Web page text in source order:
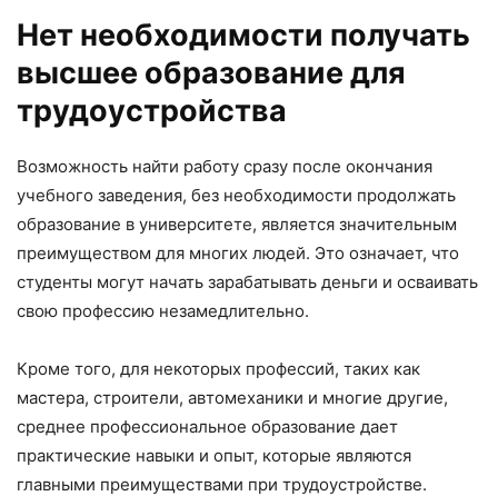
Нет необходимости получать
высшее образование для
трудоустройства
Возможность найти работу сразу после окончания
учебного заведения, без необходимости продолжать
образование в университете, является значительным
преимуществом для многих людей. Это означает, что
студенты могут начать зарабатывать деньги и осваивать
свою профессию незамедлительно.
Кроме того, для некоторых профессий, таких как
мастера, строители, автомеханики и многие другие,
среднее профессиональное образование дает
практические навыки и опыт, которые являются
главными преимуществами при трудоустройстве.